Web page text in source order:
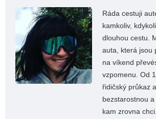
Ráda cestuji
kamkoliv,
dlouhou cestu.
auta, která jsou
na víkend
vzpomenu. Od
řidičský průkaz
bezstarostnou
kam zrovna